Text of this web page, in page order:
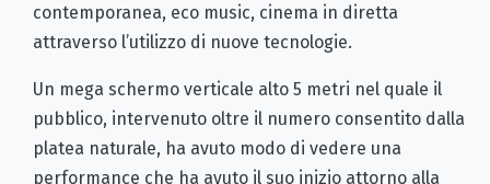
contemporanea, eco music, cinema in diretta
attraverso l’utilizzo di nuove tecnologie.
Un mega schermo verticale alto 5 metri nel quale il
pubblico, intervenuto oltre il numero consentito dalla
platea naturale, ha avuto modo di vedere una
performance che ha avuto il suo inizio attorno alla